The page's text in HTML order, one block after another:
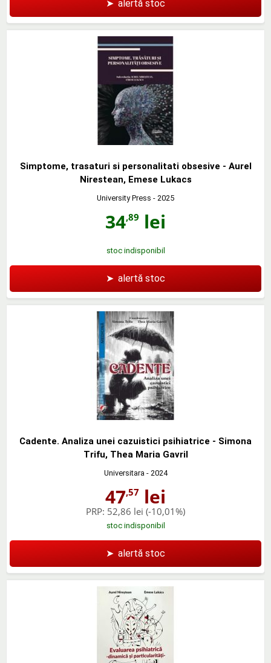
➤ alertă stoc
Simptome, trasaturi si personalitati obsesive - Aurel
Nirestean, Emese Lukacs
University Press - 2025
34,89 lei
stoc indisponibil
➤ alertă stoc
Cadente. Analiza unei cazuistici psihiatrice - Simona
Trifu, Thea Maria Gavril
Universitara- 2024
47,57 lei
PRP: 52,86 lei (-10,01%)
stoc indisponibil
➤ alertă stoc